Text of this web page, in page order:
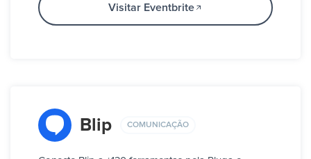
Visitar Eventbrite
Blip COMUNICAÇÃO